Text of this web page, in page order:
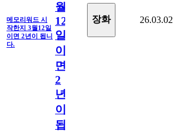
메모리워드 시
작한지 3월12일
이면 2년이 됩니
다.
월
12
일
이
면
2
년
이
됩
장화 26.03.02